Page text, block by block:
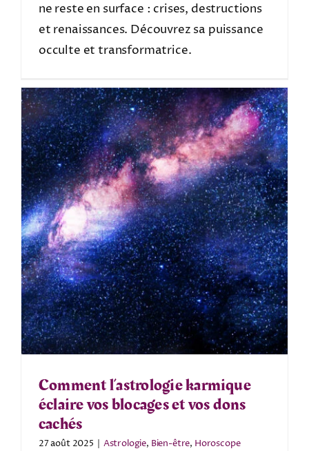
ne reste en surface : crises, destructions
et renaissances. Découvrez sa puissance
occulte et transformatrice.
Comment l’astrologie karmique
éclaire vos blocages et vos dons
cachés
27 août 2025 | Astrologie, Bien-être, Horoscope